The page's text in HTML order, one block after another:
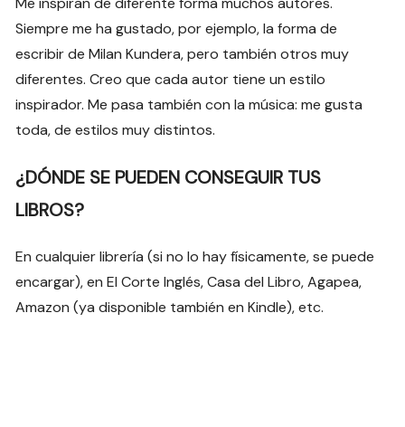
Siempre me ha gustado, por ejemplo, la forma de
escribir de Milan Kundera, pero también otros muy
diferentes. Creo que cada autor tiene un estilo
inspirador. Me pasa también con la música: me gusta
toda, de estilos muy distintos.
¿DÓNDE SE PUEDEN CONSEGUIR TUS
LIBROS?
En cualquier librería (si no lo hay físicamente, se puede
encargar), en El Corte Inglés, Casa del Libro, Agapea,
Amazon (ya disponible también en Kindle), etc.